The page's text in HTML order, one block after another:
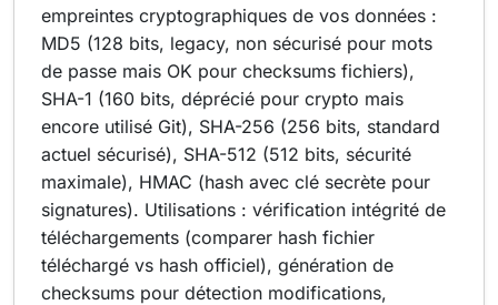
empreintes cryptographiques de vos données :
MD5 (128 bits, legacy, non sécurisé pour mots
de passe mais OK pour checksums fichiers),
SHA-1 (160 bits, déprécié pour crypto mais
encore utilisé Git), SHA-256 (256 bits, standard
actuel sécurisé), SHA-512 (512 bits, sécurité
maximale), HMAC (hash avec clé secrète pour
signatures). Utilisations : vérification intégrité de
téléchargements (comparer hash fichier
téléchargé vs hash officiel), génération de
checksums pour détection modifications,